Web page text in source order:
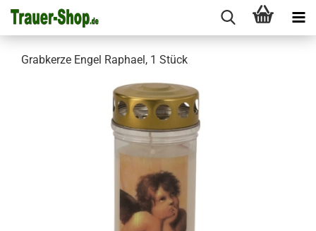
Grabkerze Engel Raphael, 1 Stück